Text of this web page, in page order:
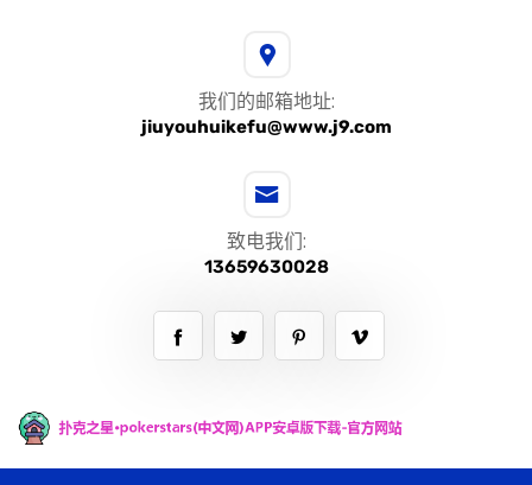
我们的邮箱地址:
jiuyouhuikefu@www.j9.com
致电我们:
13659630028